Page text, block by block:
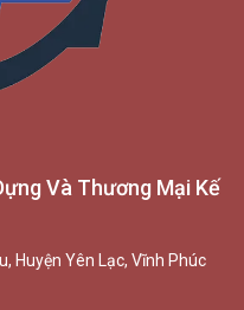
Và Thương Mại Kế
Huyện Yên Lạc, Vĩnh Phúc